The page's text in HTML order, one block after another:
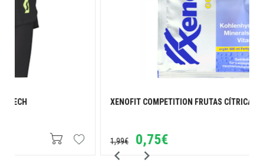
XENOFIT COMPETITION FRUTAS CÍTRICAS - 43G
0,75€